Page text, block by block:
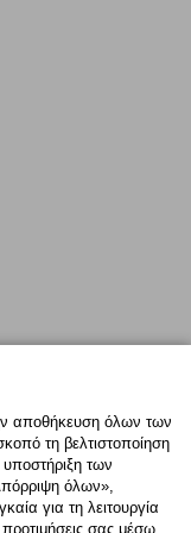
αποθήκευση όλων των
τη βελτιστοποίηση
των
όλων»,
για τη λειτουργία
προτιμήσεις σας μέσω